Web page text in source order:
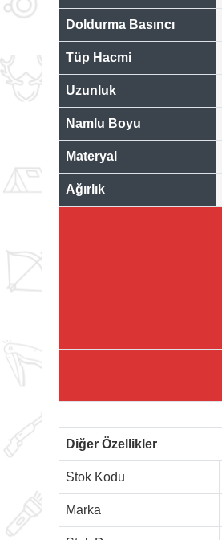
Doldurma Basıncı
Tüp Hacmi
Uzunluk
Namlu Boyu
Materyal
Ağırlık
Diğer Özellikler
Stok Kodu
Marka